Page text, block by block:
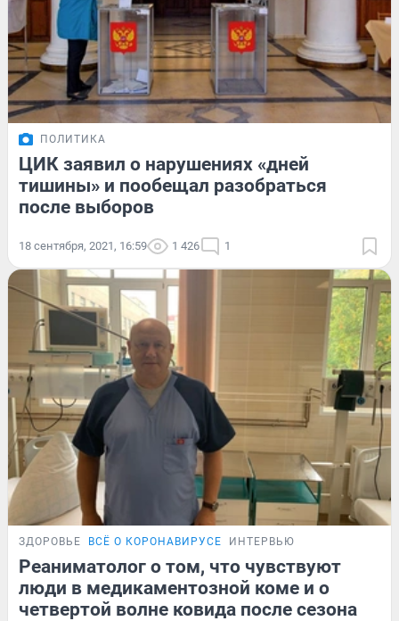
ПОЛИТИКА
ЦИК заявил о нарушениях «дней
тишины» и пообещал разобраться
после выборов
18 сентября, 2021, 16:59 1 426 1
ЗДОРОВЬЕ ВСЁ О КОРОНАВИРУСЕ ИНТЕРВЬЮ
Реаниматолог о том, что чувствуют
люди в медикаментозной коме и о
четвертой волне ковида после сезона